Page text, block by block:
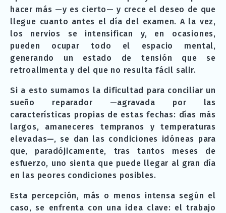
hacer más —y es cierto— y crece el deseo de que
llegue cuanto antes el día del examen. A la vez,
los nervios se intensifican y, en ocasiones,
pueden ocupar todo el espacio mental,
generando un estado de tensión que se
retroalimenta y del que no resulta fácil salir.
Si a esto sumamos la dificultad para conciliar un
sueño reparador —agravada por las
características propias de estas fechas: días más
largos, amaneceres tempranos y temperaturas
elevadas—, se dan las condiciones idóneas para
que, paradójicamente, tras tantos meses de
esfuerzo, uno sienta que puede llegar al gran día
en las peores condiciones posibles.
Esta percepción, más o menos intensa según el
caso, se enfrenta con una idea clave: el trabajo